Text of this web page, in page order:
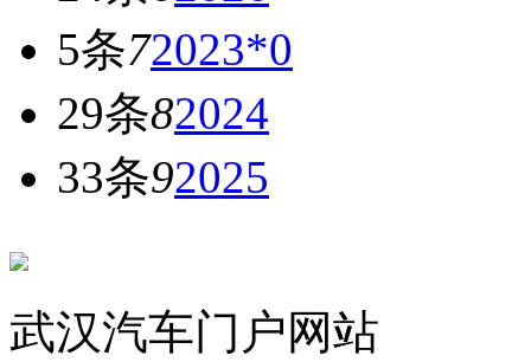
5条72023*0
29条82024
33条92025
武汉汽车门户网站